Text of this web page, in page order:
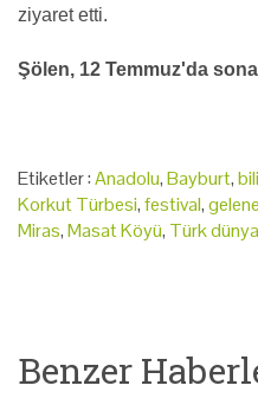
ziyaret etti.
Şölen, 12 Temmuz'da
Etiketler :Anadolu,Bayburt,
Korkut Türbesi,festival,
Miras,Masat Köyü, Türk
Benzer